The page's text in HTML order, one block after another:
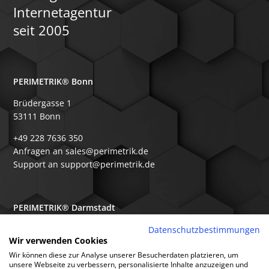
Internetagentur
seit 2005
PERIMETRIK® Bonn
Brüdergasse 1
53111 Bonn
+49 228 7636 350
Anfragen an sales@perimetrik.de
Support an support@perimetrik.de
PERIMETRIK® Darmstadt
64367 Mühltal
+49 6151 3944 80
Datenschutzbestimmungen
Wir verwenden Cookies
Wir können diese zur Analyse unserer Besucherdaten platzieren, um
unsere Webseite zu verbessern, personalisierte Inhalte anzuzeigen und